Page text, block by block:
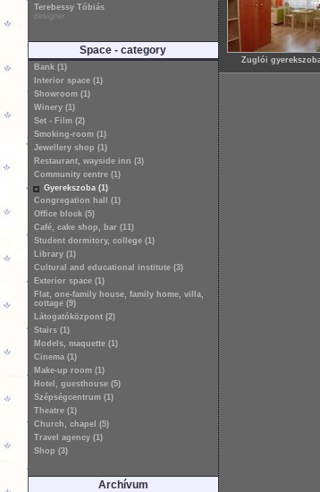
Terebessy Tóbiás
designer
Space - category
Bank (1)
Interior space (1)
Showroom (1)
Winery (1)
Set - Film (2)
Smoking-room (1)
Jewellery shop (1)
Restaurant, wayside inn (3)
Community centre (1)
Gyerekszoba (1)
Congregation hall (1)
Office block (5)
Café, cake shop, bar (11)
Student dormitory, college (1)
Library (1)
Cultural and educational institute (3)
Exterior space (1)
Flat, one-family house, family home, villa,
cottage (9)
Látogatóközpont (2)
Stairs (1)
Models, maquette (1)
Cinema (1)
Make-up room (1)
Hotel, guesthouse (5)
Szépségcentrum (1)
Theatre (1)
Church, chapel (5)
Travel agency (1)
Shop (3)
Archívum
Zuglói